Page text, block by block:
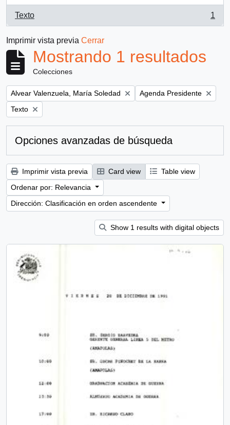
Texto
, 1 resultados
1
Imprimir vista previa Cerrar
Mostrando 1 resultados
Colecciones
Remove filter:
Alvear Valenzuela, María Soledad Remove filter:
Agenda Presidente
Remove filter:
Texto
Opciones avanzadas de búsqueda
Imprimir vista previa Card view
Table view
Ordenar por: Relevancia
Dirección: Clasificación en orden ascendente
Show 1 results with digital objects